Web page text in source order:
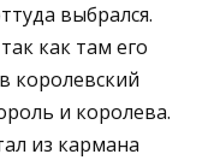
выбрался.
как там его
королевский
и королева.
из кармана